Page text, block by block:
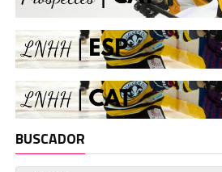
BUSCADOR